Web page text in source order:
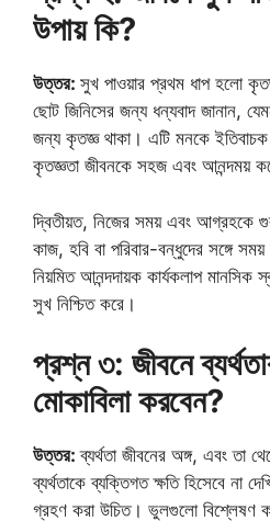
উপায় কি?
উত্তর: সুখ পাওয়ার প্রথম ধাপ হলো
ছোট জিনিসের জন্য ধন্যবাদ জানান,
জন্য কৃতজ্ঞ থাকা। এটি মনকে
কৃতজ্ঞতা জীবনকে সহজ এবং আনন্দময়
দ্বিতীয়ত, নিজের সময় এবং আগ্রহকে
কাজ, হবি বা পরিবার-বন্ধুদের সঙ্গে
নিয়মিত আনন্দদায়ক কার্যকলাপ মানসিক
সুখ নিশ্চিত করে।
প্রশ্ন ৩: জীবনে
মোকাবিলা করবেন?
উত্তর:ব্যর্থতা জীবনের অঙ্গ, এবং তা
ব্যর্থতাকে ব্যক্তিগত ক্ষতি হিসেবে না
গ্রহণ করা উচিত। ভুলগুলো বিশ্লেষণ